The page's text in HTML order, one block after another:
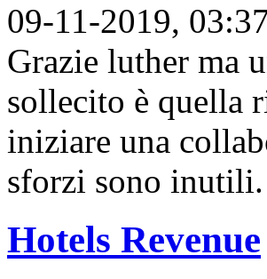
09-11-2019,
Grazie luther ma
sollecito è quella
iniziare una
sforzi sono
Hotels Revenue